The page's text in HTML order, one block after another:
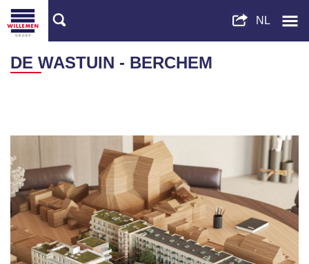
DE WASTUIN - BERCHEM